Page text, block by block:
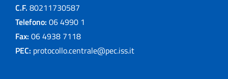
C.F. 80211730587
Telefono: 06 4990 1
Fax: 06 4938 7118
PEC: protocollo.centrale@pec.iss.it